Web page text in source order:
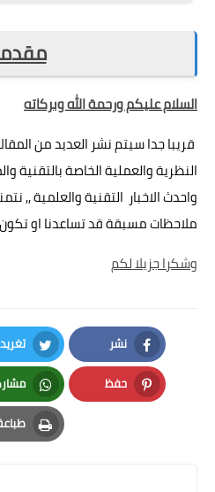
السلام عليكم ورحمة الله وبركاته
قريبا جدا سيتم نشر العديد من
النظرية والعملية الخاصة بالتقنية
واحدث الاخبار التقنية والعلمية ,,
ملاحظات مسبقة قد تساعدنا او
وشكرا جزيلا لكم
نشر
Facebook
تغريد
حفظ
Pinterest
Print